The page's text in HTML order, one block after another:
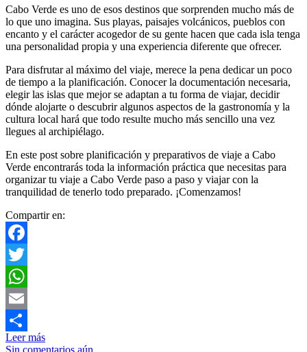
Cabo Verde es uno de esos destinos que sorprenden mucho más de
lo que uno imagina. Sus playas, paisajes volcánicos, pueblos con
encanto y el carácter acogedor de su gente hacen que cada isla tenga
una personalidad propia y una experiencia diferente que ofrecer.
Para disfrutar al máximo del viaje, merece la pena dedicar un poco
de tiempo a la planificación. Conocer la documentación necesaria,
elegir las islas que mejor se adaptan a tu forma de viajar, decidir
dónde alojarte o descubrir algunos aspectos de la gastronomía y la
cultura local hará que todo resulte mucho más sencillo una vez
llegues al archipiélago.
En este post sobre planificación y preparativos de viaje a Cabo
Verde encontrarás toda la información práctica que necesitas para
organizar tu viaje a Cabo Verde paso a paso y viajar con la
tranquilidad de tenerlo todo preparado. ¡Comenzamos!
Compartir en:
Facebook
Twitter
WhatsApp
Email
Compartir
Leer más